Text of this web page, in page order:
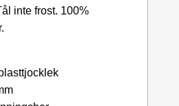
inte frost. 100%